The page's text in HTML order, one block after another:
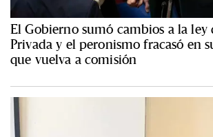
El Gobierno sumó cambios a la ley
Privada y el peronismo fracasó en
que vuelva a comisión